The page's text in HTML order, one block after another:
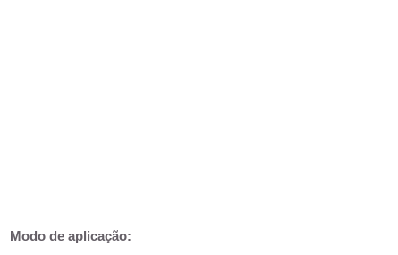
Modo de aplicação: